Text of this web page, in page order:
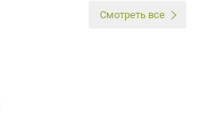
Смотреть все